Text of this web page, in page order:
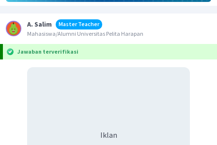
A. Salim
Master Teacher
Mahasiswa/Alumni Universitas Pelita Harapan
Jawaban terverifikasi
Iklan